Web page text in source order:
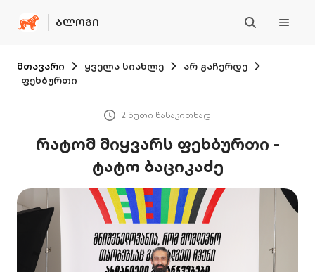
ᲑᲚᲝᲒᲘ
მთავარი ყველა სიახლე
არ გაჩერდე
ფეხბურთი
2 წუთი წასაკითხად
რატომ მიყვარს ფეხბურთი -
ტატო ბაციკაძე